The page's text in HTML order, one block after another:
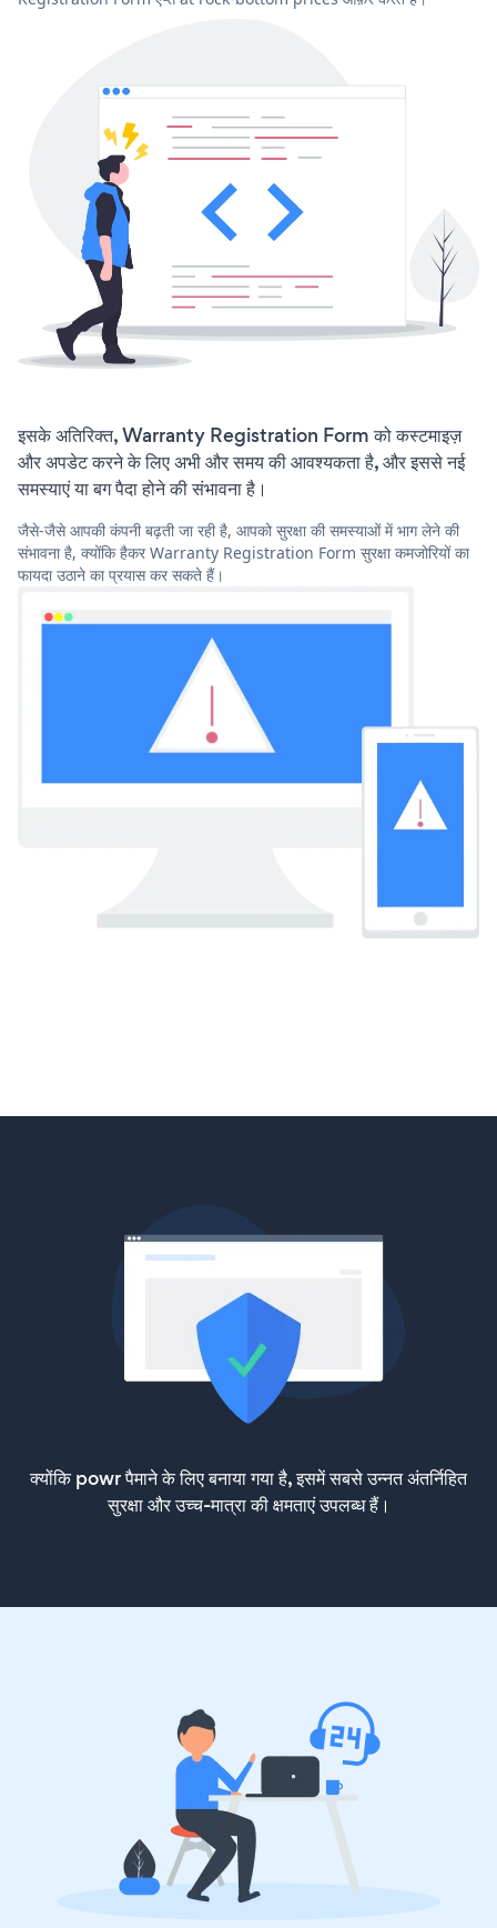
इसके अतिरिक्त, Warranty Registration Form को कस्टमाइज़
और अपडेट करने के लिए अभी और समय की आवश्यकता है, और इससे नई
समस्याएं या बग पैदा होने की संभावना है।
जैसे-जैसे आपकी कंपनी बढ़ती जा रही है, आपको सुरक्षा की समस्याओं में भाग लेने की
संभावना है, क्योंकि हैकर Warranty Registration Form सुरक्षा कमजोरियों का
फायदा उठाने का प्रयास कर सकते हैं।
क्योंकि powr पैमाने के लिए बनाया गया है, इसमें सबसे उन्नत अंतर्निहित
सुरक्षा और उच्च-मात्रा की क्षमताएं उपलब्ध हैं।